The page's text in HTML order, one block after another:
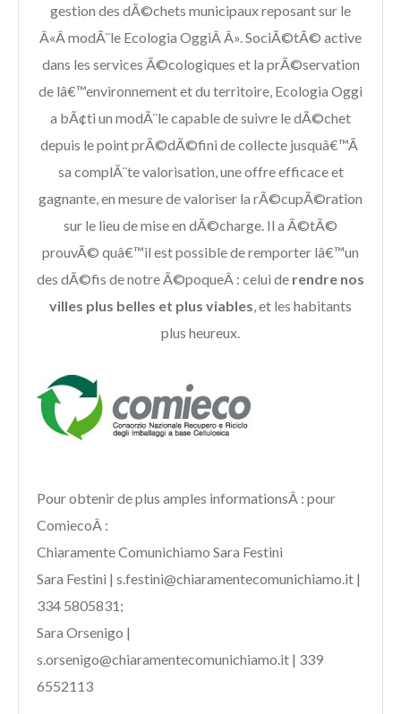
gestion des dÃ©chets municipaux reposant sur le
Â«Â modÃ¨le Ecologia OggiÂ Â». SociÃ©tÃ© active
dans les services Ã©cologiques et la prÃ©servation
de lâ€™environnement et du territoire, Ecologia Oggi
a bÃ¢ti un modÃ¨le capable de suivre le dÃ©chet
depuis le point prÃ©dÃ©fini de collecte jusquâ€™Ã
sa complÃ¨te valorisation, une offre efficace et
gagnante, en mesure de valoriser la rÃ©cupÃ©ration
sur le lieu de mise en dÃ©charge. Il a Ã©tÃ©
prouvÃ© quâ€™il est possible de remporter lâ€™un
des dÃ©fis de notre Ã©poqueÂ : celui de rendre nos
villes plus belles et plus viables, et les habitants
plus heureux.
Pour obtenir de plus amples informationsÂ : pour
ComiecoÂ :
Chiaramente Comunichiamo Sara Festini
Sara Festini | s.festini@chiaramentecomunichiamo.it |
334 5805831;
Sara Orsenigo |
s.orsenigo@chiaramentecomunichiamo.it | 339
6552113